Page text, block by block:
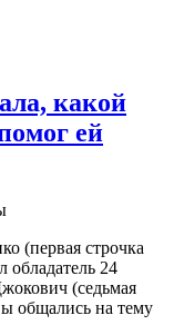
какой
ей
(первая строчка
обладатель 24
(седьмая
общались на тему